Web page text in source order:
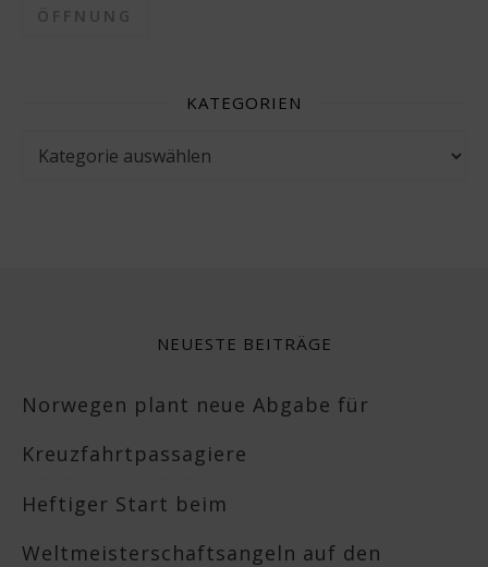
ÖFFNUNG
KATEGORIEN
NEUESTE BEITRÄGE
Norwegen plant neue Abgabe für
Kreuzfahrtpassagiere
Heftiger Start beim
Weltmeisterschaftsangeln auf den